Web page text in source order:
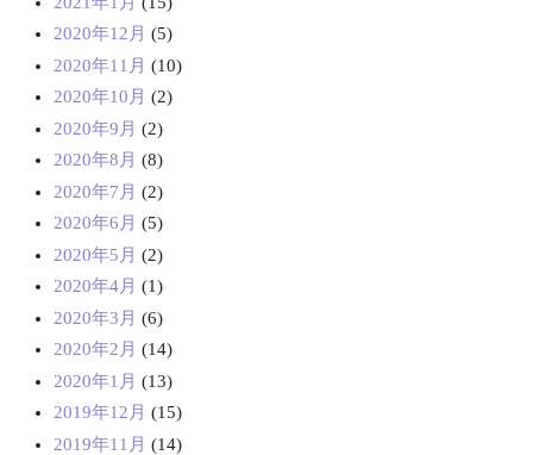
2020年12月 (5)
2020年11月 (10)
2020年10月 (2)
2020年9月 (2)
2020年8月 (8)
2020年7月 (2)
2020年6月 (5)
2020年5月 (2)
2020年4月 (1)
2020年3月 (6)
2020年2月 (14)
2020年1月 (13)
2019年12月 (15)
2019年11月 (14)